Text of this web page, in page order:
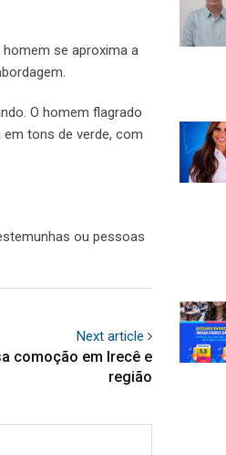
se aproxima a
O homem flagrado
tons de verde, com
ou pessoas
Next article
comoção em Irecê e
região